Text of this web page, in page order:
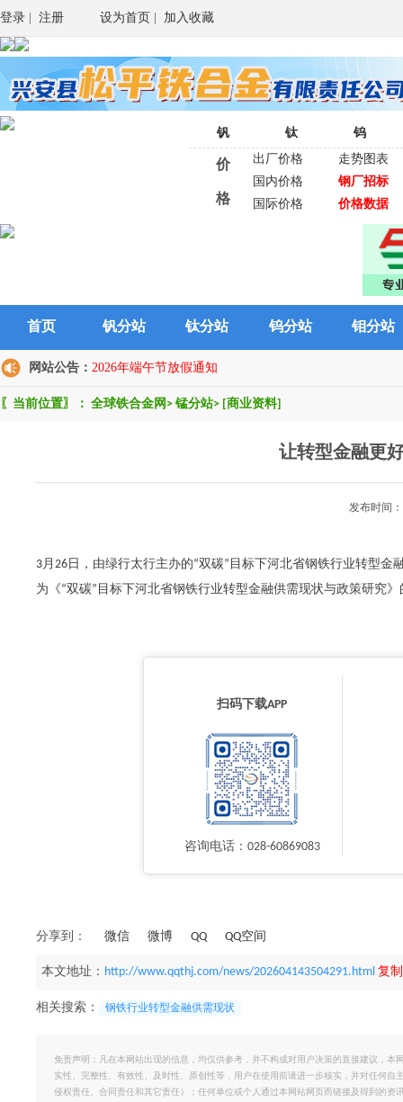
登录 注册 设为首页 加入收藏
钒 钛 钨
价
格
出厂价格
走势图表
国内价格
钢厂招标
国际价格
价格数据
首页 钒分站 钛分站 钨分站 钼分站
网站公告： 2026年端午节放假通知
〖当前位置〗： 全球铁合金网 > 锰分站> [商业资料]
让转型金融更
发布时间
3月26日，由绿行太行主办的“双碳”目标下河北省钢铁行业转型
为《“双碳”目标下河北省钢铁行业转型金融供需现状与政策研究
扫码下载APP
咨询电话：028-60869083
分享到： 微信 微博 QQ QQ空间
本文地址： http://www.qqthj.com/news/202604143504291.html 复
相关搜索： 钢铁行业转型金融供需现状
免责声明：凡在本网站出现的信息，均仅供参考，并不构成对用户决策的直接建议，
实性、完整性、有效性、及时性、原创性等，用户在使用前请进一步核实，并对任何
侵权责任、合同责任和其它责任）；任何单位或个人通过本网站网页而链接及得到的